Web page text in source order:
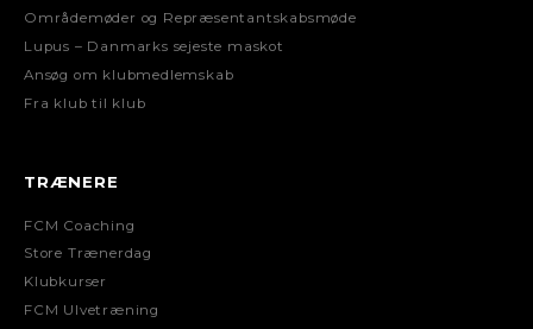
Områdemøder og Repræsentantskabsmøde
Lupus – Danmarks sejeste maskot
Ansøg om klubmedlemskab
Fra klub til klub
TRÆNERE
FCM Coaching
Store Trænerdag
Klubkurser
FCM Ulvetræning